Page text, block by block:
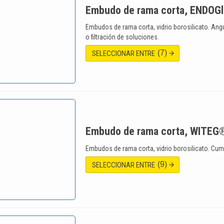
Embudo de rama corta,
Embudos de rama corta, vidrio borosilicato.
o filtración de soluciones.
SELECCIONAR ENTRE (7)
Embudo de rama corta,
Embudos de rama corta, vidrio borosilicato.
SELECCIONAR ENTRE (9)